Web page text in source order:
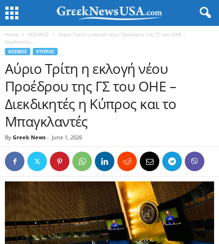
Home ΚΟΣΜΟΣ
Αύριο Τρίτη η εκλογή νέου Προέδρου της ΓΣ του ΟΗΕ –
Διεκδικητές...
ΚΟΣΜΟΣ ΚΥΠΡΟΣ
Αύριο Τρίτη η εκλογή νέου
Προέδρου της ΓΣ του ΟΗΕ –
Διεκδικητές η Κύπρος και το
Μπαγκλαντές
By Greek News - June 1, 2026